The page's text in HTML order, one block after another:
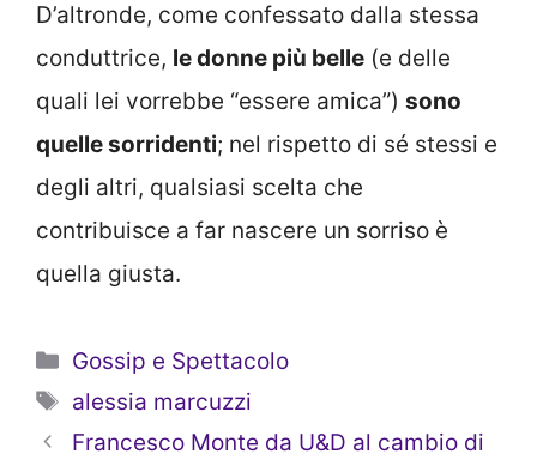
D’altronde, come confessato dalla stessa
conduttrice, le donne più belle (e delle
quali lei vorrebbe “essere amica”) sono
quelle sorridenti; nel rispetto di sé stessi e
degli altri, qualsiasi scelta che
contribuisce a far nascere un sorriso è
quella giusta.
Categorie
Gossip e Spettacolo
Tag
alessia marcuzzi
Francesco Monte da U&D al cambio di